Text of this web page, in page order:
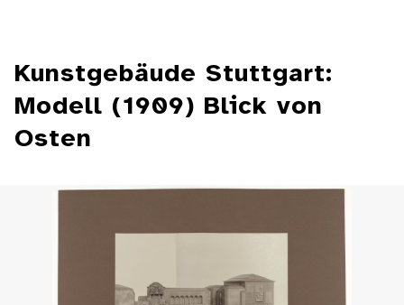
Kunstgebäude Stuttgart:
Modell (1909) Blick von
Osten